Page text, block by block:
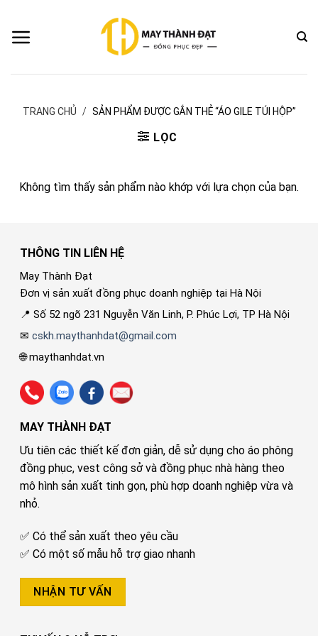
nội
TRANG CHỦ / SẢN PHẨM ĐƯỢC GẮN THẺ “ÁO GILE TÚI HỘP”
LỌC
Không tìm thấy sản phẩm nào khớp với lựa chọn của bạn.
THÔNG TIN LIÊN HỆ
May Thành Đạt
Đơn vị sản xuất đồng phục doanh nghiệp tại Hà Nội
📍 Số 52 ngõ 231 Nguyễn Văn Linh, P. Phúc Lợi, TP Hà Nội
✉cskh.maythanhdat@gmail.com
🌐 maythanhdat.vn
MAY THÀNH ĐẠT
Ưu tiên các thiết kế đơn giản, dễ sử dụng cho áo phông
đồng phục, vest công sở và đồng phục nhà hàng theo
mô hình sản xuất tinh gọn, phù hợp doanh nghiệp vừa và
nhỏ.
✅ Có thể sản xuất theo yêu cầu
✅ Có một số mẫu hỗ trợ giao nhanh
NHẬN TƯ VẤN